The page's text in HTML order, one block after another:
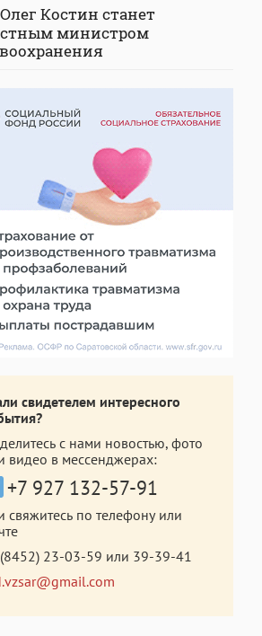
Олег Костин станет
министром
свидетелем интересного
с нами новостью, фото
видео в мессенджерах:
+7 927 132-57-91
свяжитесь по телефону или
23-03-59 или 39-39-41